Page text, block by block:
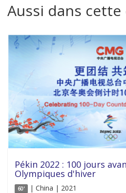
Aussi dans
Pékin 2022 : 100 jours
Olympiques d'hiver
60' | China | 2021